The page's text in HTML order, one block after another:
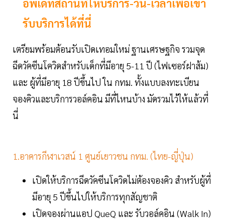
อัพเดทสถานที่ให้บริการ-วัน-เวลาเพื่อเข้า
รับบริการได้ที่นี่
เตรียมพร้อมต้อนรับเปิดเทอมใหม่ ฐานเศรษฐกิจ รวมจุด
ฉีดวัคซีนโควิดสำหรับเด็กที่มีอายุ 5-11 ปี (ไฟเซอร์ฝาส้ม)
และ ผู้ที่มีอายุ 18 ปีขึ้นไป ใน กทม. ทั้งแบบลงทะเบียน
จองคิวและบริการวอล์คอิน มีที่ไหนบ้าง มัดรวมไว้ให้แล้วที่
นี่
1.อาคารกีฬาเวสน์ 1 ศูนย์เยาวชน กทม. (ไทย-ญี่ปุ่น)
เปิดให้บริการฉีดวัคซีนโควิดไม่ต้องจองคิว สำหรับผู้ที่
มีอายุ 5 ปีขึ้นไปให้บริการทุกสัญชาติ
เปิดจองผ่านแอป QueQ และ รับวอล์คอิน (Walk In)